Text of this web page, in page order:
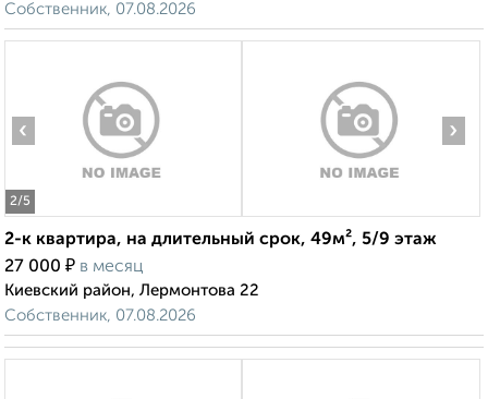
Собственник, 07.08.2026
2/5
‹ ›
2-к квартира, на длительный срок, 49м², 5/9 этаж
27 000 ₽ в месяц
Киевский район, Лермонтова 22
Собственник, 07.08.2026